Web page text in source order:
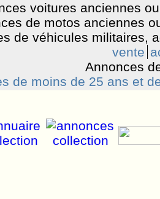
voitures anciennes
de motos anciennes
de véhicules militaires,
vente
Annonces
de moins de 25 ans et